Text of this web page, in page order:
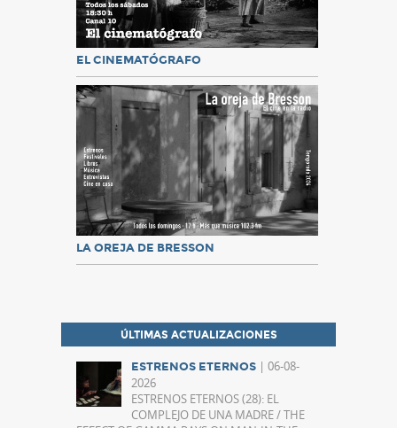
EL CINEMATÓGRAFO
LA OREJA DE BRESSON
ÚLTIMAS ACTUALIZACIONES
ESTRENOS ETERNOS | 06-08-
2026
ESTRENOS ETERNOS (28): EL
COMPLEJO DE UNA MADRE / THE